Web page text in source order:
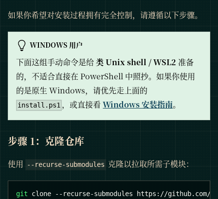
如果你希望对安装过程拥有完全控制，请遵循以下步骤。
WINDOWS 用户
下面这组手动命令是给类 Unix shell / WSL2 准备
的，不适合直接在 PowerShell 中照抄。如果你使用
的是原生 Windows，请优先走上面的
install.ps1 ，或直接看Windows 安装指南。
步骤 1：克隆仓库
使用 --recurse-submodules 克隆以拉取所需子模块：
git clone --recurse-submodules https://github.com/